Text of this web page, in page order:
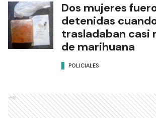
Dos mujeres
detenidas
trasladaban casi
de marihuana
POLICIALES
Ads